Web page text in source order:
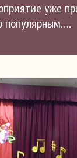
уже
популярным….